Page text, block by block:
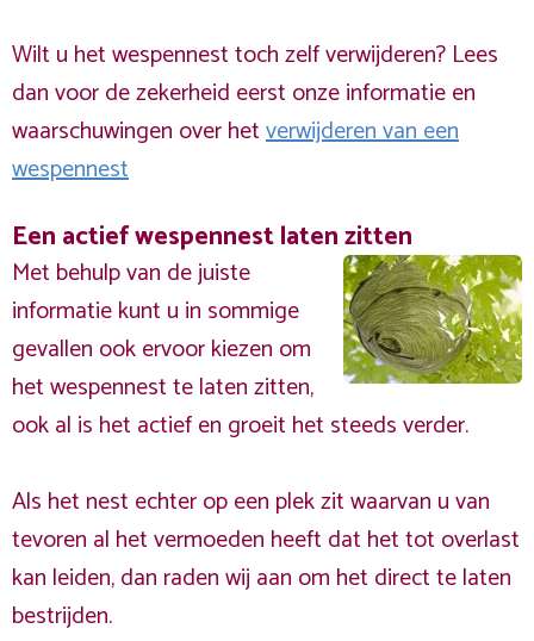
Wilt u het wespennest toch zelf verwijderen? Lees
dan voor de zekerheid eerst onze informatie en
waarschuwingen over hetverwijderen van een
wespennest
Een actief wespennest laten zitten
Met behulp van de juiste
informatie kunt u in sommige
gevallen ook ervoor kiezen om
het wespennest te laten zitten,
ook al is het actief en groeit het steeds verder.
Als het nest echter op een plek zit waarvan u van
tevoren al het vermoeden heeft dat het tot overlast
kan leiden, dan raden wij aan om het direct te laten
bestrijden.